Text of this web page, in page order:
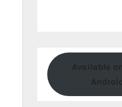
Available